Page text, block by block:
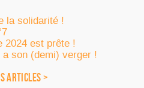
la solidarité !
2024 est prête !
son (demi) verger !
ARTICLES >